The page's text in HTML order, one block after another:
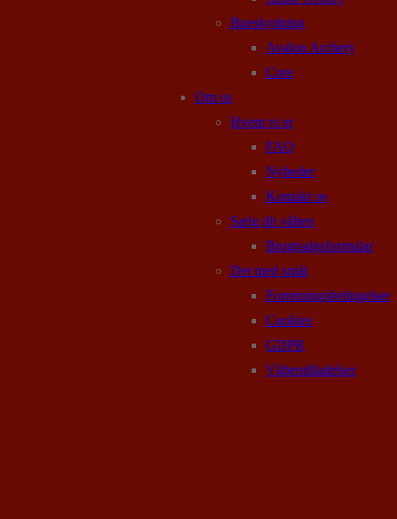
Bueskydning
Avalon Archery
Core
Om os
Hvem vi er
FAQ
Nyheder
Kontakt os
Sælg dit våben
Brugtsalgsformular
Det med småt
Forretningsbetingelser
Cookies
GDPR
Våbentilladelser